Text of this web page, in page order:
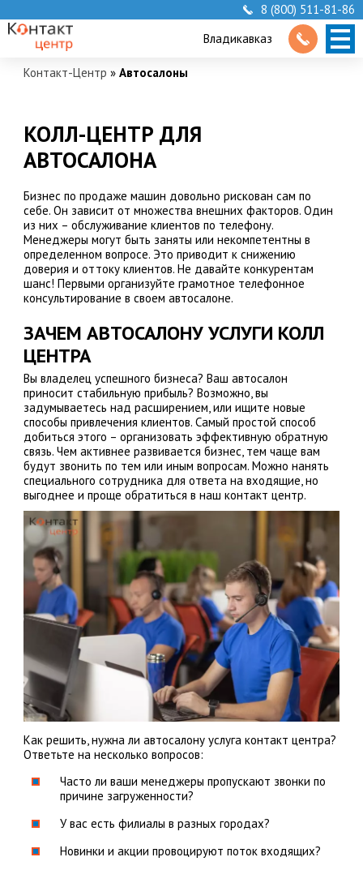
8 (800) 511-81-86
Владикавказ
Контакт-Центр » Автосалоны
КОЛЛ-ЦЕНТР ДЛЯ
АВТОСАЛОНА
Бизнес по продаже машин довольно рискован сам по
себе. Он зависит от множества внешних факторов. Один
из них – обслуживание клиентов по телефону.
Менеджеры могут быть заняты или некомпетентны в
определенном вопросе. Это приводит к снижению
доверия и оттоку клиентов. Не давайте конкурентам
шанс! Первыми организуйте грамотное телефонное
консультирование в своем автосалоне.
ЗАЧЕМ АВТОСАЛОНУ УСЛУГИ КОЛЛ
ЦЕНТРА
Вы владелец успешного бизнеса? Ваш автосалон
приносит стабильную прибыль? Возможно, вы
задумываетесь над расширением, или ищите новые
способы привлечения клиентов. Самый простой способ
добиться этого – организовать эффективную обратную
связь. Чем активнее развивается бизнес, тем чаще вам
будут звонить по тем или иным вопросам. Можно нанять
специального сотрудника для ответа на входящие, но
выгоднее и проще обратиться в наш контакт центр.
Как решить, нужна ли автосалону услуга контакт центра?
Ответьте на несколько вопросов:
Часто ли ваши менеджеры пропускают звонки по
причине загруженности?
У вас есть филиалы в разных городах?
Новинки и акции провоцируют поток входящих?